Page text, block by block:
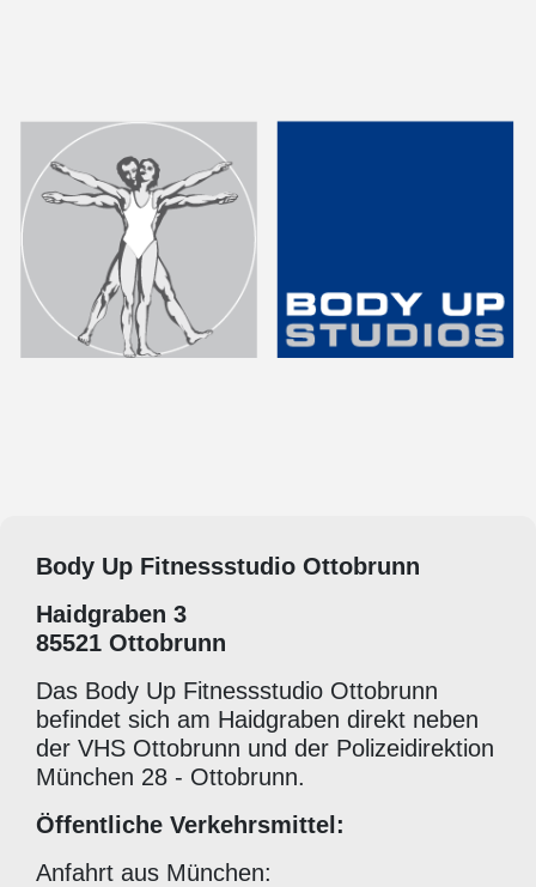
Body Up Fitnessstudio Ottobrunn
Haidgraben 3
85521 Ottobrunn
Das Body Up Fitnessstudio Ottobrunn
befindet sich am Haidgraben direkt neben
der VHS Ottobrunn und der Polizeidirektion
München 28 - Ottobrunn.
Öffentliche Verkehrsmittel:
Anfahrt aus München: